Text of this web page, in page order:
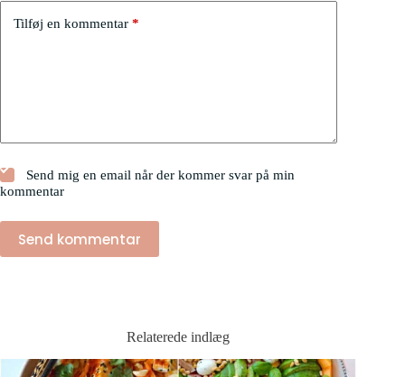
Tilføj en kommentar *
Send mig en email når der kommer svar på min
kommentar
Send kommentar
Relaterede indlæg